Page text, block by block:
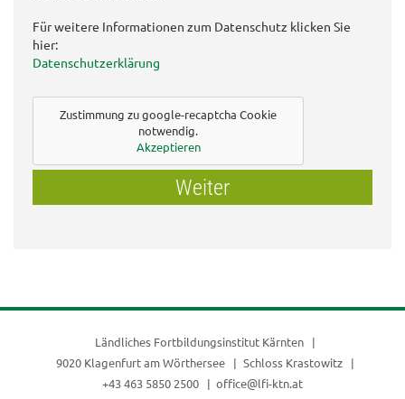
Für weitere Informationen zum Datenschutz klicken Sie
hier:
Datenschutzerklärung
Zustimmung zu google-recaptcha Cookie
notwendig.
Akzeptieren
Weiter
Ländliches Fortbildungsinstitut Kärnten
9020 Klagenfurt am Wörthersee
Schloss Krastowitz
+43 463 5850 2500
office@lfi-ktn.at